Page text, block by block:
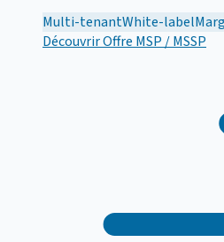
Multi-tenantWhite-label
DécouvrirOffre MSP / MSSP